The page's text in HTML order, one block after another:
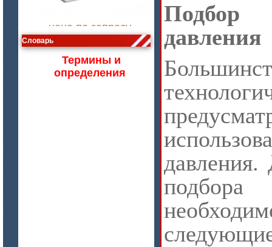
Изделия МКРВ-200, МКРВХ-250
Словарь
Термины и
определения
Подбор
давления
давления.